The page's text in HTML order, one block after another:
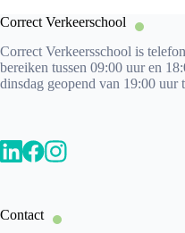
Correct Verkeerschool
Correct Verkeersschool is
bereiken tussen 09:00 uur en
dinsdag geopend van 19:00 uur
Contact